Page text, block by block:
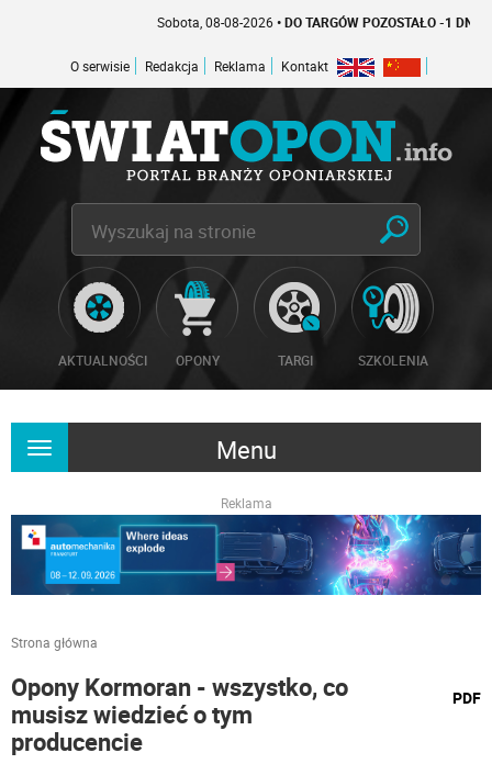
Sobota, 08-08-2026• DO TARGÓW POZOSTAŁO -1 DNI
O serwisie Redakcja Reklama Kontakt
AKTUALNOŚCI OPONY TARGI SZKOLENIA
Menu
Rozwiń
Reklama
Strona główna
Opony Kormoran - wszystko, co
musisz wiedzieć o tym
producencie
PDF